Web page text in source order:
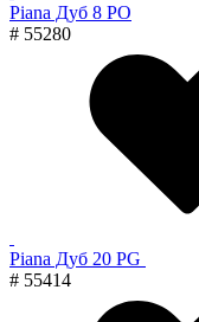
Piana Дуб 8 PO
# 55280
Piana Дуб 20 PG
# 55414